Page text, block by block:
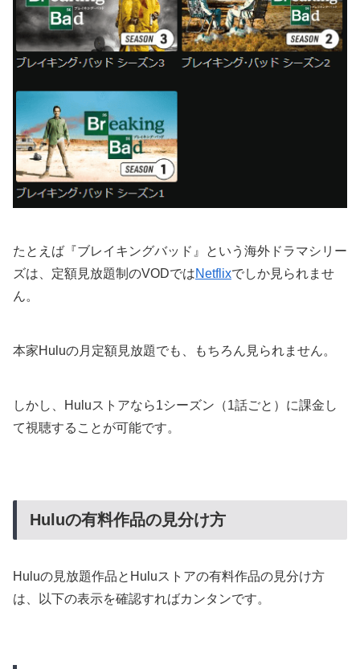
たとえば『ブレイキングバッド』という海外ドラマシリー
ズは、定額見放題制のVODではNetflixでしか見られませ
ん。
本家Huluの月定額見放題でも、もちろん見られません。
しかし、Huluストアなら1シーズン（1話ごと）に課金し
て視聴することが可能です。
Huluの有料作品の見分け方
Huluの見放題作品とHuluストアの有料作品の見分け方
は、以下の表示を確認すればカンタンです。